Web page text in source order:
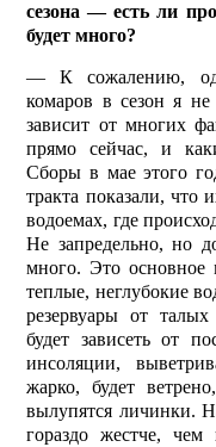
сезона — есть ли
будет много?
— К сожалению,
комаров в сезон я
зависит от многих
прямо сейчас, и
Сборы в мае этого
тракта показали, что
водоемах, где
Не запредельно, но
много. Это основное
теплые, неглубокие
резервуары от
будет зависеть от
инсоляции,
жарко, будет
вылупятся личинки.
гораздо жестче,